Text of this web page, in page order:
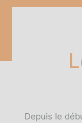
Depuis le